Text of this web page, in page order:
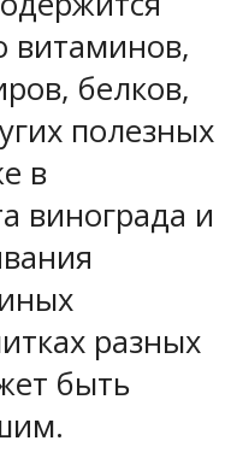
витаминов,
белков,
полезных
в
винограда и
разных
быть